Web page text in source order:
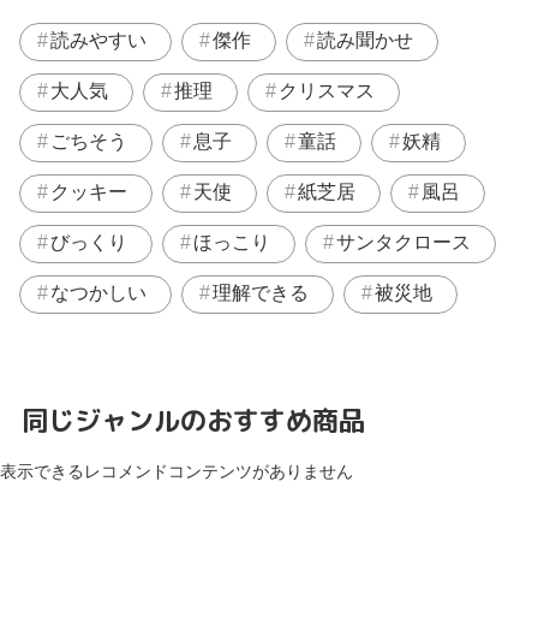
読みやすい 傑作 読み聞かせ
大人気 推理 クリスマス
ごちそう 息子 童話 妖精
クッキー 天使 紙芝居 風呂
びっくり ほっこり サンタクロース
なつかしい 理解できる 被災地
同じジャンルのおすすめ商品
表示できるレコメンドコンテンツがありません